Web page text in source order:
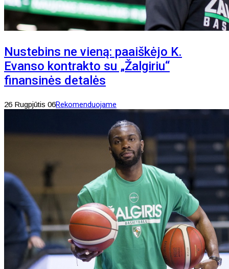
Nustebins ne vieną: paaiškėjo K.
Evanso kontrakto su „Žalgiriu“
finansinės detalės
26 Rugpjūtis 06Rekomenduojame